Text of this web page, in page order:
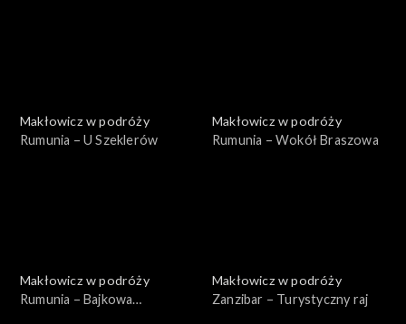
Makłowicz w podróży
Rumunia – U Szeklerów
Makłowicz w podróży
Rumunia – Wokół Braszowa
Makłowicz w podróży
Rumunia – Bajkowa
Makłowicz w podróży
Zanzibar – Turystyczny raj